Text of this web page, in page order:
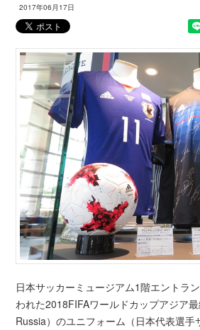
2017年06月17日
日本サッカーミュージアム1階エントラ
われた2018FIFAワールドカップアジア
Russia）のユニフォーム（日本代表選手